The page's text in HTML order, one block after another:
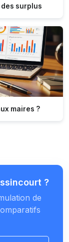
surplus
maires ?
?
de